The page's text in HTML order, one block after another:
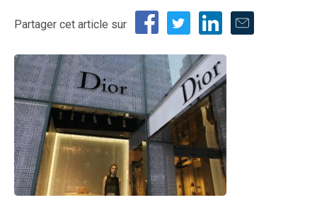
Partager cet article sur